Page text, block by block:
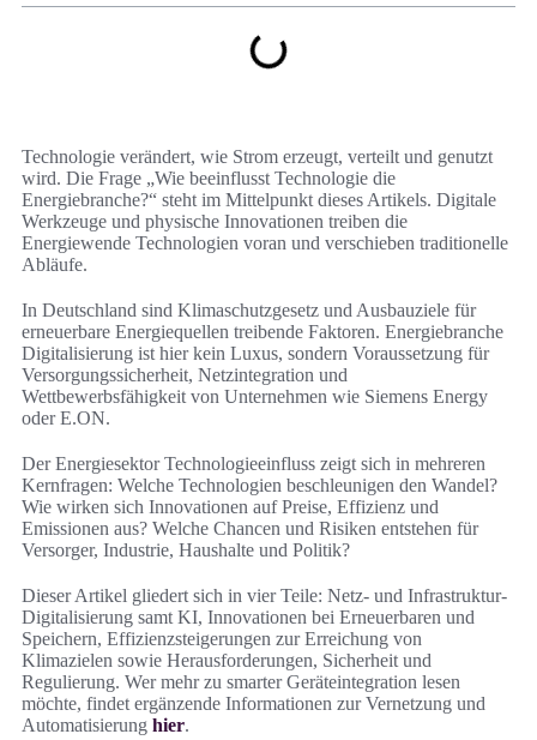
Technologie verändert, wie Strom erzeugt, verteilt und genutzt
wird. Die Frage „Wie beeinflusst Technologie die
Energiebranche?“ steht im Mittelpunkt dieses Artikels. Digitale
Werkzeuge und physische Innovationen treiben die
Energiewende Technologien voran und verschieben traditionelle
Abläufe.
In Deutschland sind Klimaschutzgesetz und Ausbauziele für
erneuerbare Energiequellen treibende Faktoren. Energiebranche
Digitalisierung ist hier kein Luxus, sondern Voraussetzung für
Versorgungssicherheit, Netzintegration und
Wettbewerbsfähigkeit von Unternehmen wie Siemens Energy
oder E.ON.
Der Energiesektor Technologieeinfluss zeigt sich in mehreren
Kernfragen: Welche Technologien beschleunigen den Wandel?
Wie wirken sich Innovationen auf Preise, Effizienz und
Emissionen aus? Welche Chancen und Risiken entstehen für
Versorger, Industrie, Haushalte und Politik?
Dieser Artikel gliedert sich in vier Teile: Netz- und Infrastruktur-
Digitalisierung samt KI, Innovationen bei Erneuerbaren und
Speichern, Effizienzsteigerungen zur Erreichung von
Klimazielen sowie Herausforderungen, Sicherheit und
Regulierung. Wer mehr zu smarter Geräteintegration lesen
möchte, findet ergänzende Informationen zur Vernetzung und
Automatisierung hier.